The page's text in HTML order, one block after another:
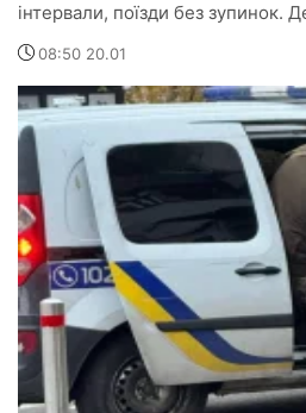
інтервали, поїзди без зупинок.
08:50 20.01